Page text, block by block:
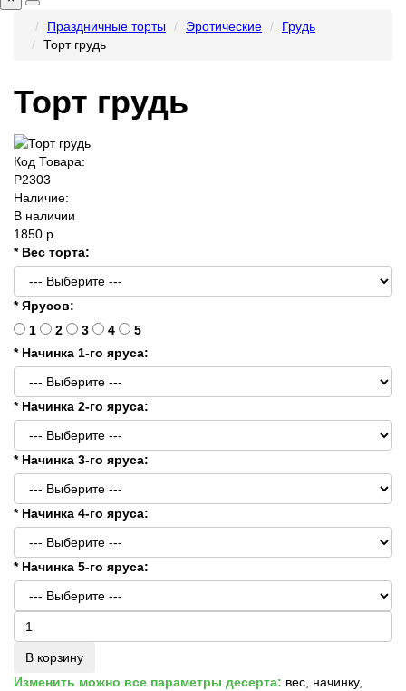
Праздничные торты
Эротические
Грудь
Торт грудь
Торт грудь
Код Товара:
P2303
Наличие:
В наличии
1850 р.
* Вес торта:
* Ярусов:
1
2 3 4
5
* Начинка 1-го яруса:
* Начинка 2-го яруса:
* Начинка 3-го яруса:
* Начинка 4-го яруса:
* Начинка 5-го яруса:
В корзину
Изменить можно все параметры десерта: вес, начинку,